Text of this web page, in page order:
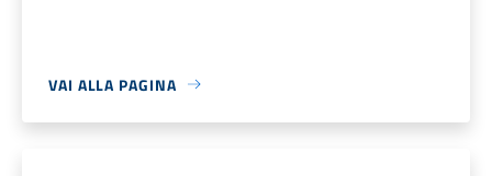
VAI ALLA PAGINA